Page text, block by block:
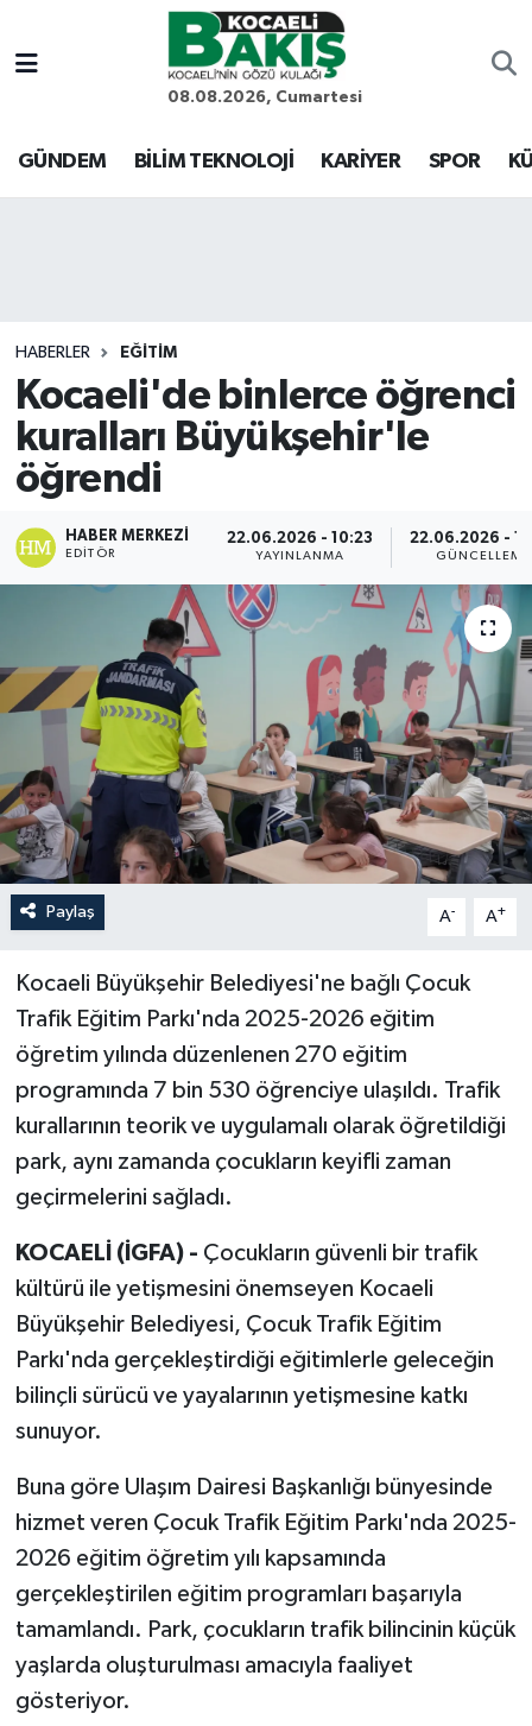
08.08.2026, Cumartesi
GÜNDEM BİLİM TEKNOLOJİ KARİYER SPOR
HABERLER EĞİTİM
Kocaeli'de binlerce öğrenci
kuralları Büyükşehir'le
öğrendi
HABER MERKEZI
EDITÖR
22.06.2026 - 10:23
YAYINLANMA
22.06.2026 -
GÜNCELLEME
Paylaş A- A+
Kocaeli Büyükşehir Belediyesi'ne bağlı Çocuk
Trafik Eğitim Parkı'nda 2025-2026 eğitim
öğretim yılında düzenlenen 270 eğitim
programında 7 bin 530 öğrenciye ulaşıldı. Trafik
kurallarının teorik ve uygulamalı olarak öğretildiği
park, aynı zamanda çocukların keyifli zaman
geçirmelerini sağladı.
KOCAELİ (İGFA) - Çocukların güvenli bir trafik
kültürü ile yetişmesini önemseyen Kocaeli
Büyükşehir Belediyesi, Çocuk Trafik Eğitim
Parkı'nda gerçekleştirdiği eğitimlerle geleceğin
bilinçli sürücü ve yayalarının yetişmesine katkı
sunuyor.
Buna göre Ulaşım Dairesi Başkanlığı bünyesinde
hizmet veren Çocuk Trafik Eğitim Parkı'nda 2025-
2026 eğitim öğretim yılı kapsamında
gerçekleştirilen eğitim programları başarıyla
tamamlandı. Park, çocukların trafik bilincinin küçük
yaşlarda oluşturulması amacıyla faaliyet
gösteriyor.
Kocaeli Nöbetçi Eczaneler
Kocaeli Hava Durumu
Son Dakika Haberleri
Haber Arşivi